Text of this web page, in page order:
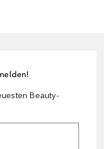
Beauty-